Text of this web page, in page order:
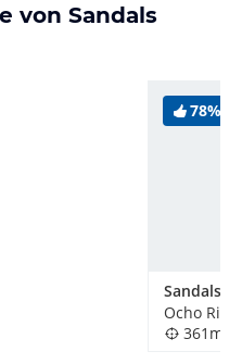
von Sandals
78%
Sandals
Ocho
361m